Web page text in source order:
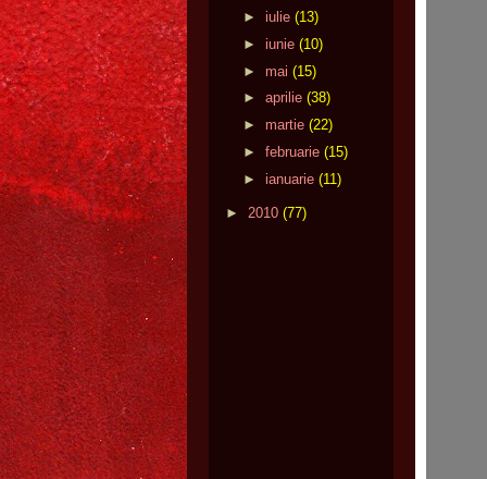
► iulie (13)
► iunie (10)
► mai (15)
► aprilie (38)
► martie (22)
► februarie (15)
► ianuarie (11)
► 2010 (77)